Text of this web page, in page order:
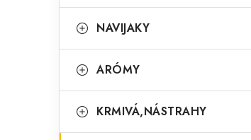
i
NAVIJAKY
ARÓMY
KRMIVÁ,NÁSTRAHY